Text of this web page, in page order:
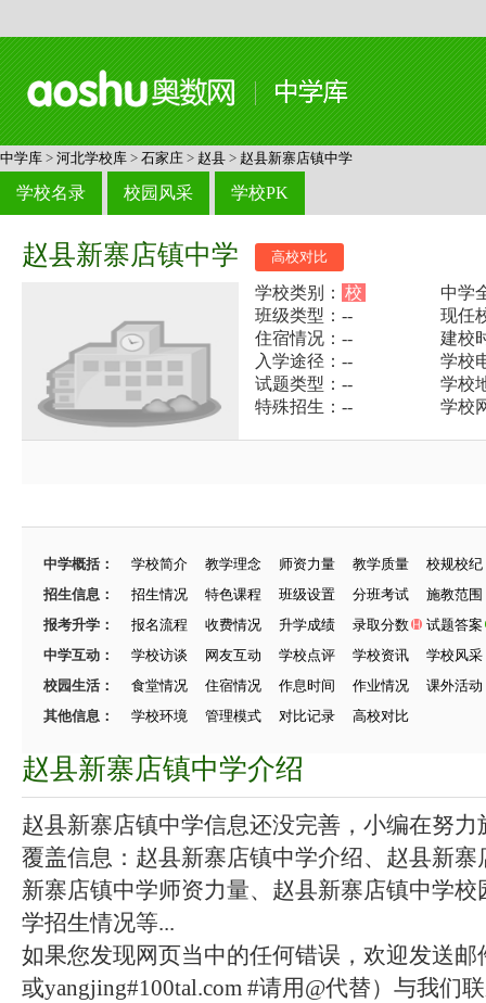
中学库 > 河北学校库 > 石家庄 > 赵县 > 赵县新寨店镇中学
学校名录 校园风采 学校PK
赵县新寨店镇中学 高校对比
学校类别： 校
中学
班级类型：--
现任
住宿情况：--
建校
入学途径：--
学校
试题类型：--
学校
特殊招生：--
学校
中学概括： 学校简介 教学理念 师资力量 教学质量
校规校纪
招生信息：
招生情况 特色课程 班级设置 分班考试
施教范围
报考升学：
报名流程 收费情况 升学成绩 录取分数
试题答案
中学互动：
学校访谈 网友互动 学校点评 学校资讯
学校风采
校园生活：
食堂情况 住宿情况 作息时间 作业情况
课外活动
其他信息：
学校环境 管理模式 对比记录 高校对比
赵县新寨店镇中学介绍
赵县新寨店镇中学信息还没完善，小编在努力
覆盖信息：赵县新寨店镇中学介绍、赵县新
新寨店镇中学师资力量、赵县新寨店镇中学
学招生情况等...
如果您发现网页当中的任何错误，欢迎发送邮
或yangjing#100tal.com #请用@代替）与我们